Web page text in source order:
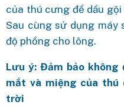
của thú cưng để dầu
Sau cùng sử dụng máy
độ phồng cho lông.
Lưu ý: Đảm bảo
mắt và miệng của thú
trời